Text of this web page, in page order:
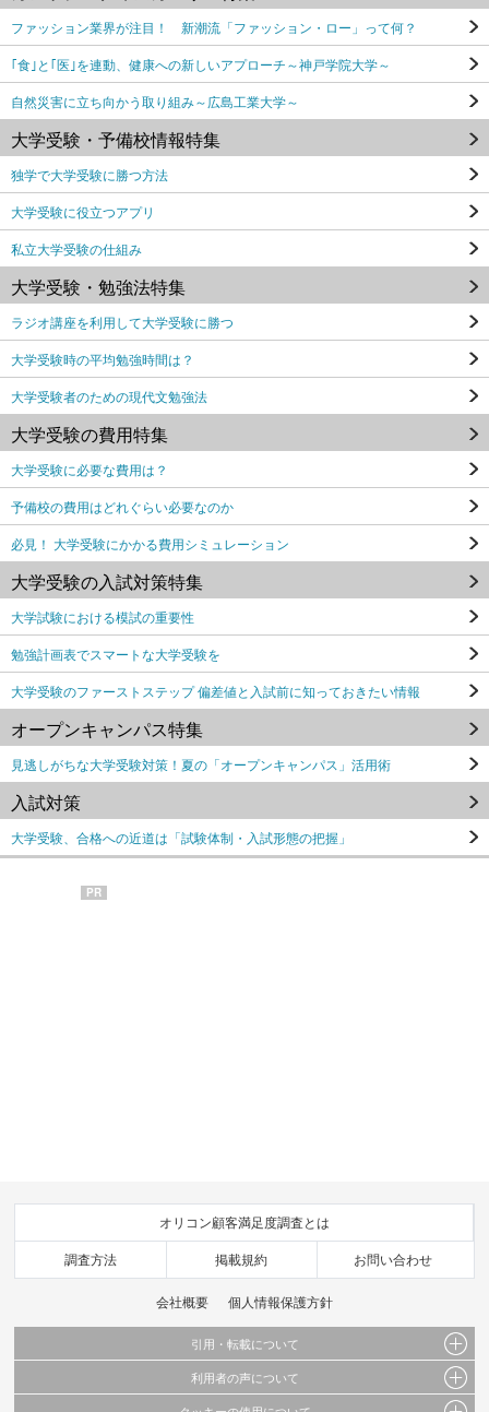
ファッション業界が注目！ 新潮流「ファッション・ロー」って何？
｢食｣と｢医｣を連動、健康への新しいアプローチ～神戸学院大学～
自然災害に立ち向かう取り組み～広島工業大学～
大学受験・予備校情報特集
独学で大学受験に勝つ方法
大学受験に役立つアプリ
私立大学受験の仕組み
大学受験・勉強法特集
ラジオ講座を利用して大学受験に勝つ
大学受験時の平均勉強時間は？
大学受験者のための現代文勉強法
大学受験の費用特集
大学受験に必要な費用は？
予備校の費用はどれぐらい必要なのか
必見！ 大学受験にかかる費用シミュレーション
大学受験の入試対策特集
大学試験における模試の重要性
勉強計画表でスマートな大学受験を
大学受験のファーストステップ 偏差値と入試前に知っておきたい情報
オープンキャンパス特集
見逃しがちな大学受験対策！夏の「オープンキャンパス」活用術
入試対策
大学受験、合格への近道は「試験体制・入試形態の把握」
PR
オリコン顧客満足度調査とは
調査方法 掲載規約 お問い合わせ
会社概要 個人情報保護方針
引用・転載について
当サイトで公開されている情報（文字、写真、イラスト、画像データ等）及びこれらの配
置・編集および構造などについての著作権は株式会社oricon MEに帰属しております。
利用者の声について